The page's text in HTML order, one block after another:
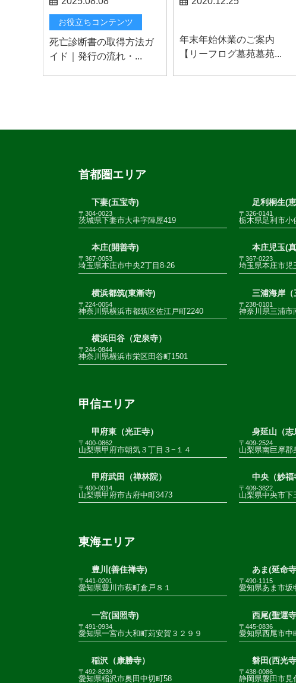
お役立ちコンテンツ
死亡診断書の取得方法ガ
イド｜発行の流れ・...
年末年始休業のご案内
【リーフログ墓苑墓苑...
首都圏エリア
下妻(五宝寺)
〒304-0023
茨城県下妻市大串字陣屋419
足利桐生(
〒326-0141
栃木県足利市小
本庄(開善寺)
〒367-0053
埼玉県本庄市中央2丁目8-26
本庄児玉(
〒367-0223
埼玉県本庄市児
横浜都筑(東漸寺)
〒224-0054
神奈川県横浜市都筑区佐江戸町2240
三浦海岸（
〒238-0101
神奈川県三浦市
横浜田谷（定泉寺）
〒244-0844
神奈川県横浜市栄区田谷町1501
甲信エリア
甲府東（光正寺）
〒400-0862
山梨県甲府市朝気３丁目３−１４
身延山（志
〒409-2524
山梨県南巨摩郡
甲府武田（禅林院）
〒400-0014
山梨県甲府市古府中町3473
中央（妙福
〒409-3822
山梨県中央市下
東海エリア
豊川(善住禅寺)
〒441-0201
愛知県豊川市萩町倉戸８１
あま(延命
〒490-1115
愛知県あま市坂
一宮(国照寺)
〒491-0934
愛知県一宮市大和町苅安賀３２９９
西尾(聖運
〒445-0836
愛知県西尾市中
稲沢（康勝寺）
〒492-8239
愛知県稲沢市奥田中切町58
磐田(西光
〒438-0086
静岡県磐田市見